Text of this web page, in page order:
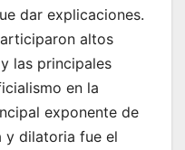
dar explicaciones.
altos
las principales
en la
exponente de
y dilatoria fue el